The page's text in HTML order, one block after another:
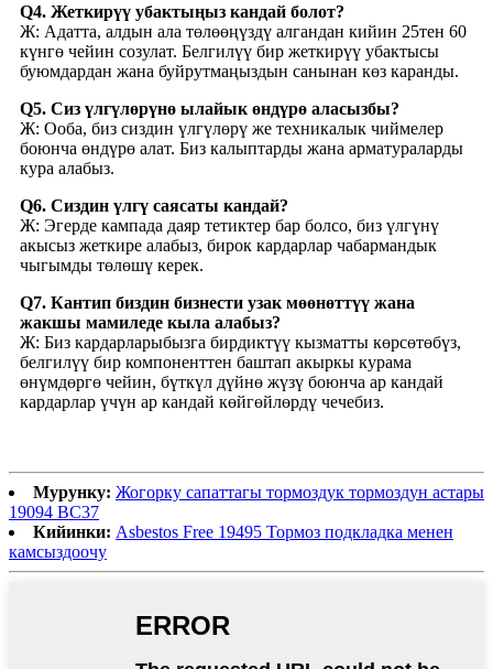
Q4. Жеткирүү убактыңыз кандай болот?
Ж: Адатта, алдын ала төлөөңүздү алгандан кийин 25тен 60
күнгө чейин созулат. Белгилүү бир жеткирүү убактысы
буюмдардан жана буйрутмаңыздын санынан көз каранды.
Q5. Сиз үлгүлөрүнө ылайык өндүрө аласызбы?
Ж: Ооба, биз сиздин үлгүлөрү же техникалык чиймелер
боюнча өндүрө алат. Биз калыптарды жана арматураларды
кура алабыз.
Q6. Сиздин үлгү саясаты кандай?
Ж: Эгерде кампада даяр тетиктер бар болсо, биз үлгүнү
акысыз жеткире алабыз, бирок кардарлар чабармандык
чыгымды төлөшү керек.
Q7. Кантип биздин бизнести узак мөөнөттүү жана
жакшы мамиледе кыла алабыз?
Ж: Биз кардарларыбызга бирдиктүү кызматты көрсөтөбүз,
белгилүү бир компоненттен баштап акыркы курама
өнүмдөргө чейин, бүткүл дүйнө жүзү боюнча ар кандай
кардарлар үчүн ар кандай көйгөйлөрдү чечебиз.
Мурунку: Жогорку сапаттагы тормоздук тормоздун астары
19094 BC37
Кийинки: Asbestos Free 19495 Тормоз подкладка менен
камсыздоочу